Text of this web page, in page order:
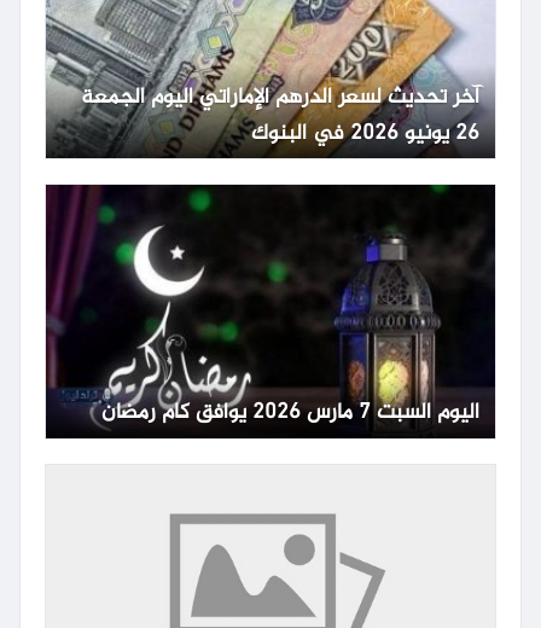
آخر تحديث لسعر الدرهم الإماراتي اليوم الجمعة
26 يونيو 2026 في البنوك
اليوم السبت 7 مارس 2026 يوافق كام رمضان